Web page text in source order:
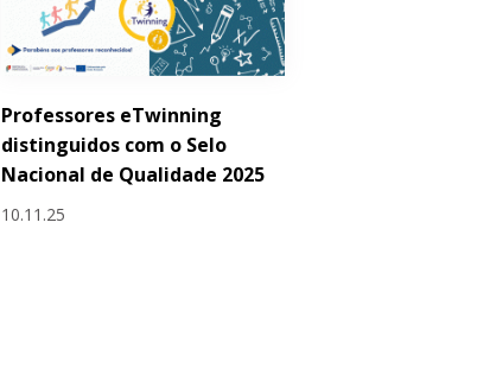
Professores eTwinning
distinguidos com o Selo
Nacional de Qualidade 2025
10.11.25